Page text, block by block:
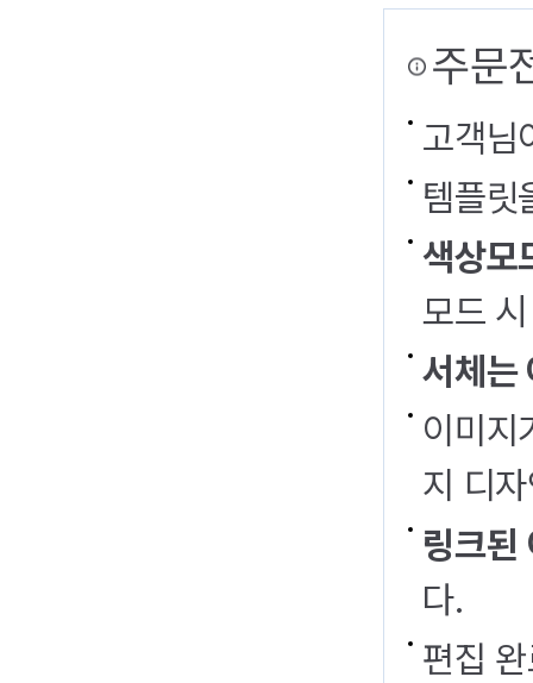
주문
고객님
템플릿
색상모
모드
서체는
이미지
지 디
링크
다.
편집